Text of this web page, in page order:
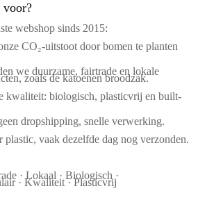
voor?
webshop sinds 2015:
CO₂-uitstoot door bomen te planten
we duurzame, fairtrade en lokale
zoals de katoenen broodzak.
kwaliteit: biologisch, plasticvrij en built-
dropshipping, snelle verwerking.
plastic, vaak dezelfde dag nog verzonden.
· Lokaal · Biologisch ·
· Kwaliteit · Plasticvrij